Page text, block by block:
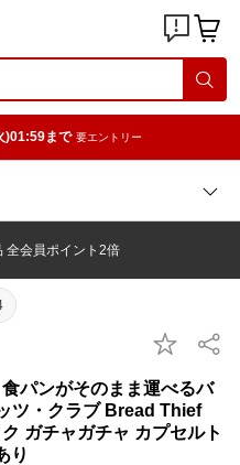
)01:59まで 要エントリー
全会員ポイント2倍
パンがそのまま運べるバ
ツ・クラブ Bread Thief
ガチャガチャ カプセルト
り